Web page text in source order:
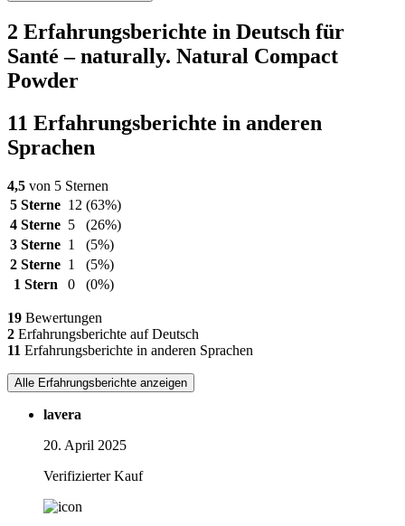
2 Erfahrungsberichte in Deutsch für
Santé – naturally. Natural Compact
Powder
11 Erfahrungsberichte in anderen
Sprachen
4,5 von 5 Sternen
5 Sterne 12 (63%)
4 Sterne 5
(26%)
3 Sterne 1
(5%)
2 Sterne 1
(5%)
1 Stern
0 (0%)
19 Bewertungen
2 Erfahrungsberichte auf Deutsch
11 Erfahrungsberichte in anderen Sprachen
Alle Erfahrungsberichte anzeigen
lavera
20. April 2025
Verifizierter Kauf